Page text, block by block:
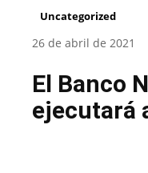
Uncategorized
26 de abril de 2021
El Banco
ejecutará